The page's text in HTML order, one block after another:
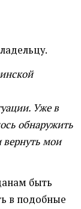
Уже в
обнаружить
мои
быть
в подобные